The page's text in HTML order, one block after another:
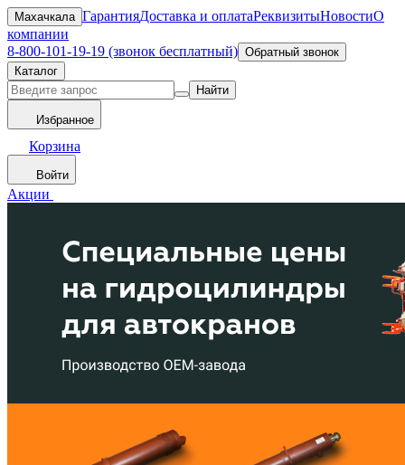
Махачкала ГарантияДоставка и оплатаРеквизитыНовостиО
компании
8-800-101-19-19 (звонок бесплатный) Обратный звонок
Каталог
Найти
Избранное
Корзина
Войти
Акции